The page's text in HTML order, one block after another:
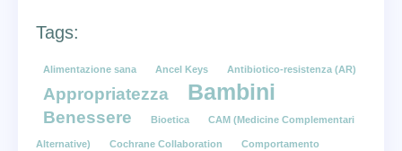
Tags:
Alimentazione sana Ancel Keys Antibiotico-resistenza (AR)
Appropriatezza Bambini
Benessere Bioetica CAM (Medicine Complementari
Alternative) Cochrane Collaboration Comportamento